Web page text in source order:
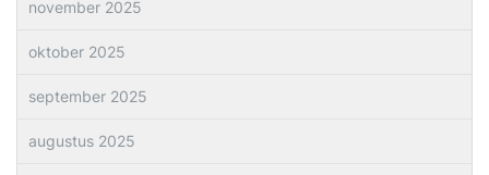
november 2025
oktober 2025
september 2025
augustus 2025